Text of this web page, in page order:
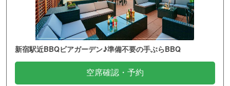
新宿駅近BBQビアガーデン♪準備不要の手ぶらBBQ
空席確認・予約